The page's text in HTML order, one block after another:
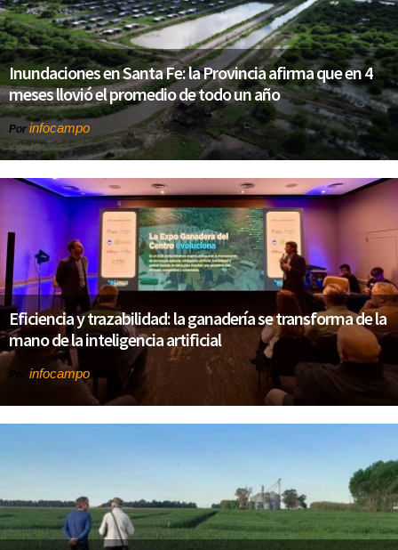
Inundaciones en Santa Fe: la Provincia afirma que en 4
meses llovió el promedio de todo un año
Por infocampo
Eficiencia y trazabilidad: la ganadería se transforma de la
mano de la inteligencia artificial
Por infocampo